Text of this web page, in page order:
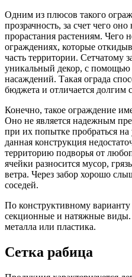
Одним из плюсов такого
прозрачность, за счет чего
прорастания растениям. Чего
ограждениях, которые
часть территории. Сетчатому
уникальный декор, с
насаждений. Такая ограда
бюджета и отличается долгим
Конечно, такое ограждение
Оно не является надежным
при их попытке пробраться на
данная конструкция
территорию подворья от
ячейки разносится мусор,
ветра. Через забор хорошо
соседей.
По конструктивному варианту
секционные и натяжные виды.
металла или пластика.
Сетка рабица